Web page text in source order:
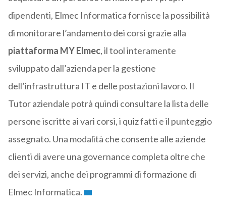
dipendenti, Elmec Informatica fornisce la possibilità
di monitorare l’andamento dei corsi grazie alla
piattaforma MY Elmec, il tool interamente
sviluppato dall’azienda per la gestione
dell’infrastruttura IT e delle postazioni lavoro. Il
Tutor aziendale potrà quindi consultare la lista delle
persone iscritte ai vari corsi, i quiz fatti e il punteggio
assegnato. Una modalità che consente alle aziende
clienti di avere una governance completa oltre che
dei servizi, anche dei programmi di formazione di
Elmec Informatica.